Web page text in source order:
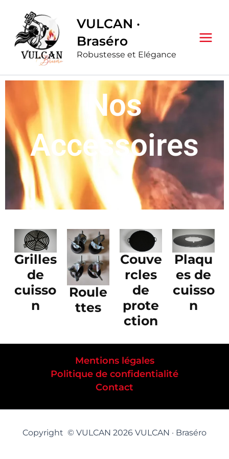
contenu
VULCAN ·
Braséro
Robustesse et Elégance
Nos
Accessoires
Grilles
de
cuisso
n
Roule
ttes
Couve
rcles
de
prote
ction
Plaqu
es de
cuisso
n
Mentions légales
Politique de confidentialité
Contact
Copyright © VULCAN 2026 VULCAN · Braséro